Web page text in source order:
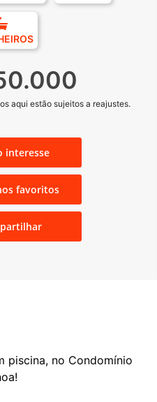
aqui estão sujeitos a reajustes.
interesse
favoritos
piscina, no Condomínio